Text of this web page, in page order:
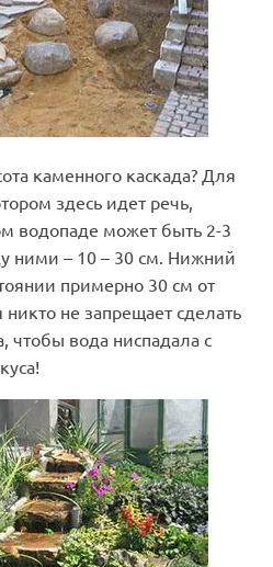
каменного каскада? Для
здесь идет речь,
водопаде может быть 2-3
ними – 10 – 30 см. Нижний
примерно 30 см от
не запрещает сделать
чтобы вода ниспадала с